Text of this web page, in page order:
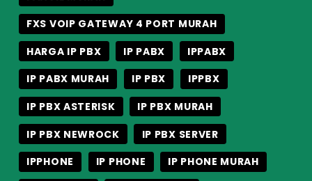
FXS VOIP GATEWAY 4 PORT MURAH
HARGA IP PBX
IP PABX
IPPABX
IP PABX MURAH
IP PBX
IPPBX
IP PBX ASTERISK
IP PBX MURAH
IP PBX NEWROCK
IP PBX SERVER
IPPHONE
IP PHONE IP PHONE MURAH